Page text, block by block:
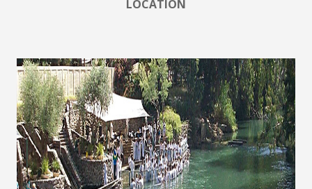
LOCATION